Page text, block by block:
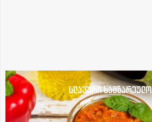
სლავური სამზარეულო